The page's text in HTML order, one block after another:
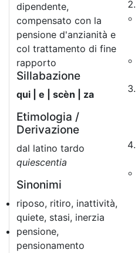
dipendente,
compensato con la
pensione d'anzianità e
col trattamento di fine
rapporto
Sillabazione
qui | e | scèn | za
Etimologia /
Derivazione
dal latino tardo
quiescentia
Sinonimi
riposo, ritiro, inattività,
quiete, stasi, inerzia
pensione,
pensionamento